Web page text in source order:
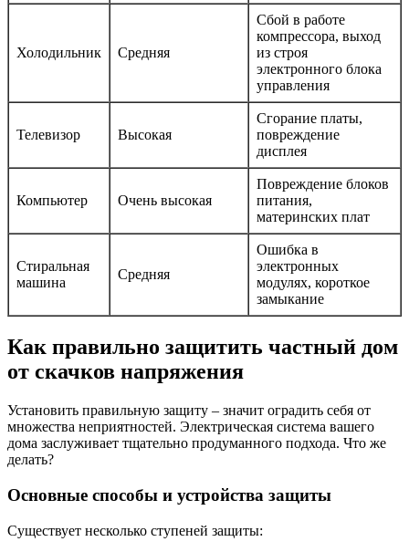
Холодильник Средняя
Сбой в работе
компрессора, выход
из строя
электронного блока
управления
Телевизор Высокая
Сгорание платы,
повреждение
дисплея
Компьютер Очень высокая
Повреждение блоков
питания,
материнских плат
Стиральная
машина
Средняя
Ошибка в
электронных
модулях, короткое
замыкание
Как правильно защитить частный дом
от скачков напряжения
Установить правильную защиту – значит оградить себя от
множества неприятностей. Электрическая система вашего
дома заслуживает тщательно продуманного подхода. Что же
делать?
Основные способы и устройства защиты
Существует несколько ступеней защиты: